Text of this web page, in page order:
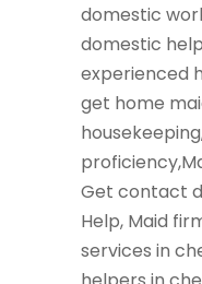
domestic
domestic
experienced
get home
Get contact
Help, Maid
services in